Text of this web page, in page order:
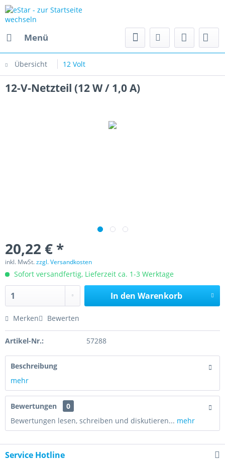
Menü
Übersicht 12 Volt
12-V-Netzteil (12 W / 1,0 A)
20,22 € *
inkl. MwSt.zzgl. Versandkosten
Sofort versandfertig, Lieferzeit ca. 1-3 Werktage
In den Warenkorb
Merken Bewerten
Artikel-Nr.: 57288
Beschreibung
mehr
Bewertungen
0
Bewertungen lesen, schreiben und diskutieren... mehr
Service Hotline